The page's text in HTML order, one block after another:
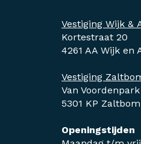
Vestiging Wijk &
Kortestraat 20
4261 AA Wijk en
Vestiging
Van
5301 KP
Openingstijden